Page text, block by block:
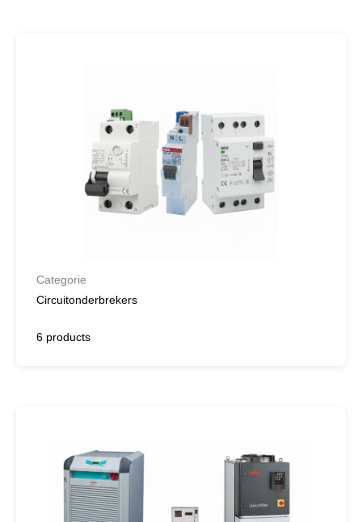
Categorie
Circuitonderbrekers
6 products